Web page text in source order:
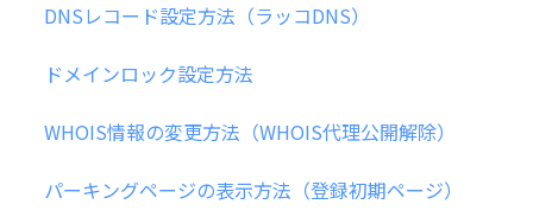
DNSレコード設定方法（ラッコDNS）
ドメインロック設定方法
WHOIS情報の変更方法（WHOIS代理公開解除）
パーキングページの表示方法（登録初期ページ）